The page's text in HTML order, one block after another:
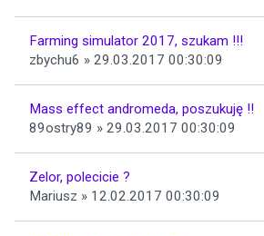
Farming simulator 2017, szukam !!!
zbychu6 » 29.03.2017 00:30:09
Mass effect andromeda, poszukuję !!
89ostry89 » 29.03.2017 00:30:09
Zelor, polecicie ?
Mariusz » 12.02.2017 00:30:09